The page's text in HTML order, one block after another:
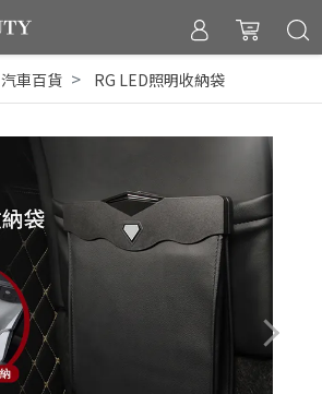
汽車百貨 RG LED照明收納袋